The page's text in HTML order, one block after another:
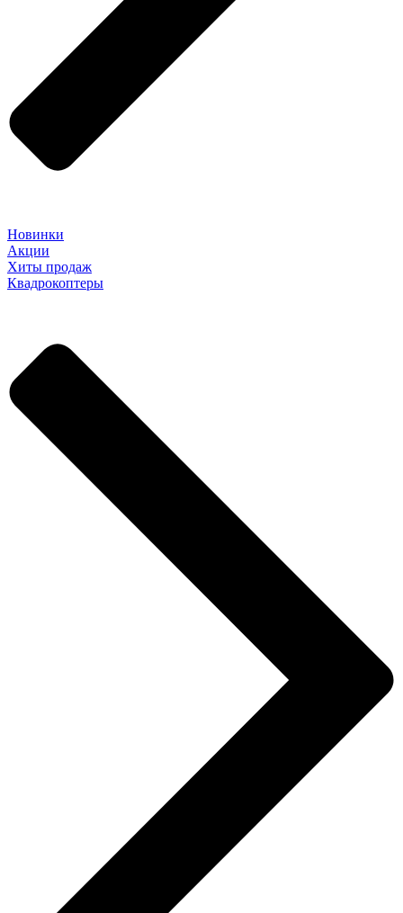
Новинки
Акции
Хиты продаж
Квадрокоптеры